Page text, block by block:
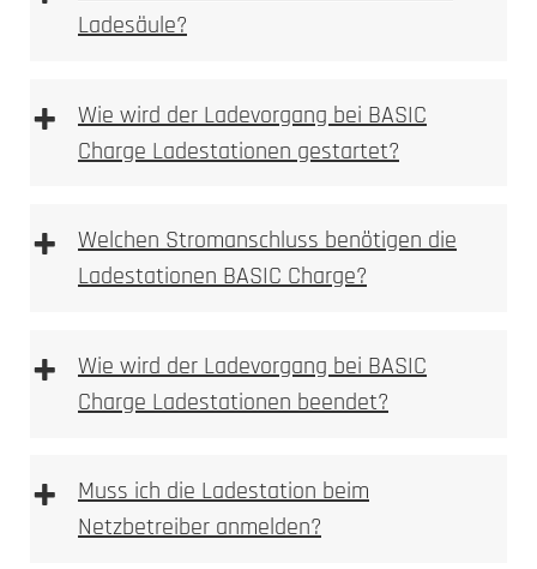
Ladesäule?
Fundament Bewehrungsplan
+
Wie wird der Ladevorgang bei BASIC
Charge Ladestationen gestartet?
+
Welchen Stromanschluss benötigen die
Ladestationen BASIC Charge?
+
Wie wird der Ladevorgang bei BASIC
Charge Ladestationen beendet?
+
Muss ich die Ladestation beim
Netzbetreiber anmelden?